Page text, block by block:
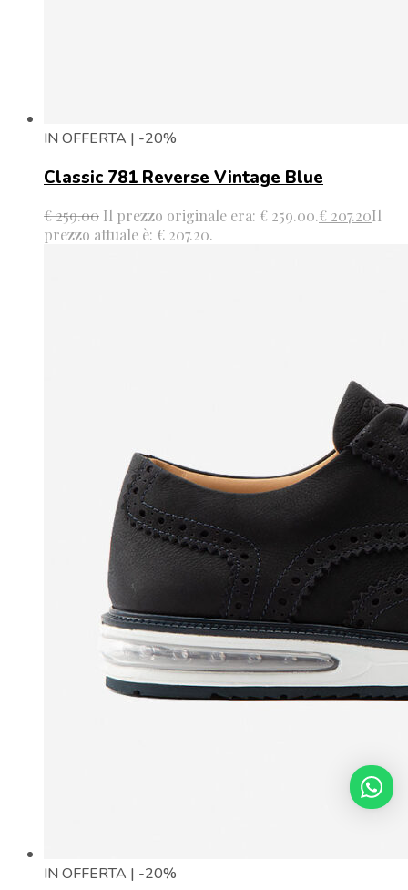
IN OFFERTA | -20%
Classic 781 Reverse Vintage Blue
€259.00 Il prezzo originale era: € 259.00.€ 207.20Il
prezzo attuale è: € 207.20.
IN OFFERTA | -20%